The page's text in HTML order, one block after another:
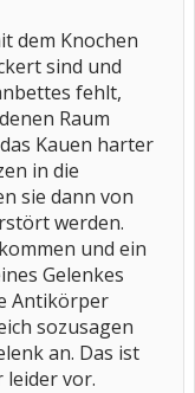
dem Knochen
sind und
fehlt,
Raum
Kauen harter
in die
sie dann von
werden.
und ein
Gelenkes
Antikörper
sozusagen
an. Das ist
leider vor.